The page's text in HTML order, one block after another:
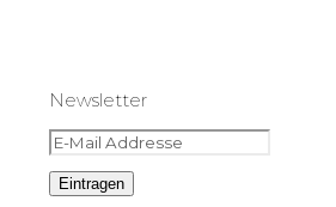
Newsletter